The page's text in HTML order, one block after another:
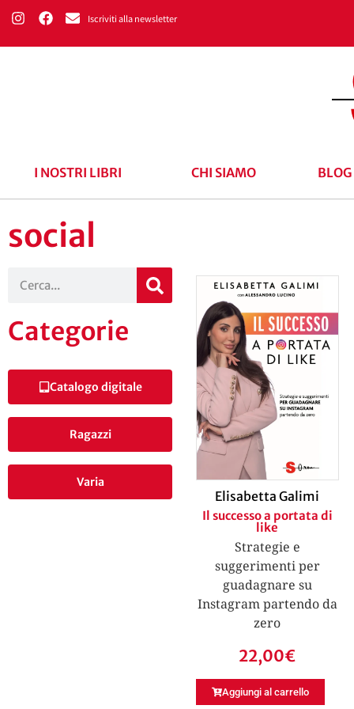
Iscriviti alla newsletter
I NOSTRI LIBRI CHI SIAMO BLOG
social
Categorie
Catalogo digitale
Ragazzi
Varia
Elisabetta Galimi
Il successo a portata di
like
Strategie e
suggerimenti per
guadagnare su
Instagram partendo da
zero
22,00€
Aggiungi al carrello